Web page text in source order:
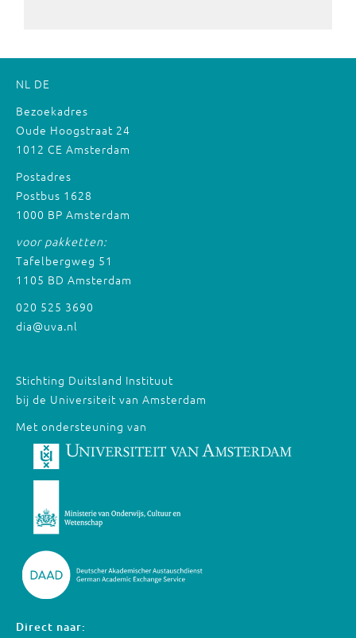
NL DE
Bezoekadres
Oude Hoogstraat 24
1012 CE Amsterdam
Postadres
Postbus 1628
1000 BP Amsterdam
voor pakketten:
Tafelbergweg 51
1105 BD Amsterdam
020 525 3690
dia@uva.nl
Stichting Duitsland Instituut
bij de Universiteit van Amsterdam
Met ondersteuning van
Direct naar: